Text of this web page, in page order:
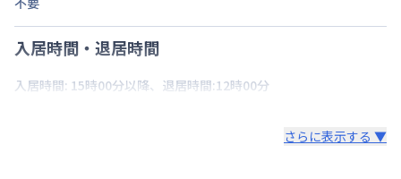
入居時間・退居時間
入居時間: 15時00分以降、退居時間:12時00分
さらに表示する ▼